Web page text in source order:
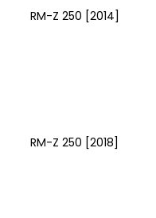
RM-Z 250 [2014]
RM-Z 250 [2018]